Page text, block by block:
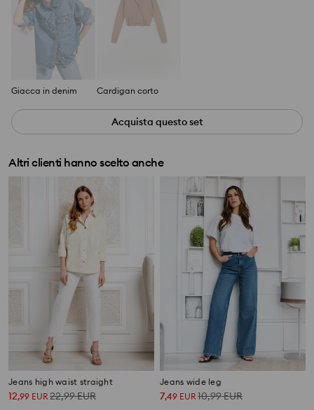
Giacca in denim Cardigan corto
Acquista questo set
Altri clienti hanno scelto anche
Jeans high waist straight
12,99 EUR22,99EUR
Jeans wide leg
7,49 EUR10,99EUR